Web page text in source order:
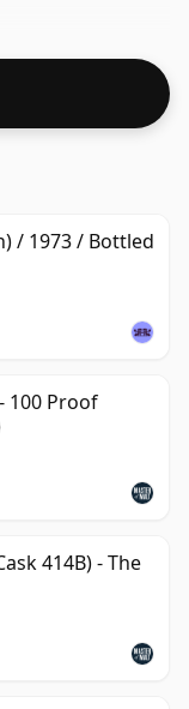
/ 1973 / Bottled
100 Proof
414B) - The